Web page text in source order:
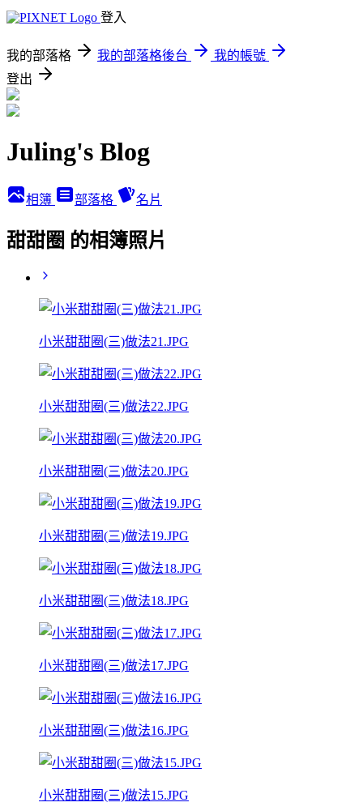
登入
我的部落格 我的部落格後台
我的帳號
登出
Juling's Blog
相簿 部落格 名片
甜甜圈 的相簿照片
小米甜甜圈(三)做法21.JPG
小米甜甜圈(三)做法22.JPG
小米甜甜圈(三)做法20.JPG
小米甜甜圈(三)做法19.JPG
小米甜甜圈(三)做法18.JPG
小米甜甜圈(三)做法17.JPG
小米甜甜圈(三)做法16.JPG
小米甜甜圈(三)做法15.JPG